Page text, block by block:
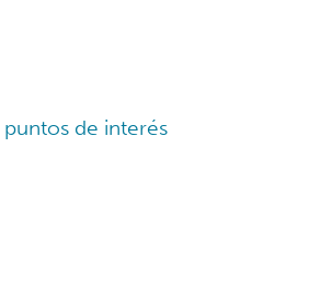
de interés